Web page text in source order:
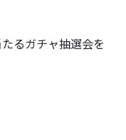
るガチャ抽選会を